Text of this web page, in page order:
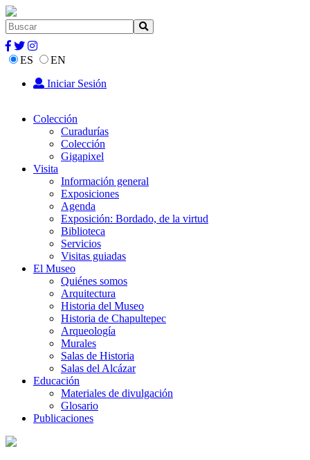
ES
EN
Iniciar Sesión
Colección
Curadurías
Colección
Gigapixel
Visita
Información general
Exposiciones
Agenda
Exposición: Bordado, de la virtud
Biblioteca
Servicios
Visitas guiadas
El Museo
Quiénes somos
Arquitectura
Historia del Museo
Historia de Chapultepec
Arqueología
Murales
Salas de Historia
Salas del Alcázar
Educación
Materiales de divulgación
Glosario
Publicaciones